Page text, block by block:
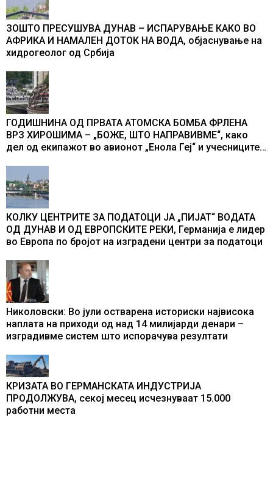
ЗОШТО ПРЕСУШУВА ДУНАВ – ИСПАРУВАЊЕ КАКО ВО
АФРИКА И НАМАЛЕН ДОТОК НА ВОДА, објаснување на
хидрогеолог од Србија
ГОДИШНИНА ОД ПРВАТА АТОМСКА БОМБА ФРЛЕНА
ВРЗ ХИРОШИМА – „БОЖЕ, ШТО НАПРАВИВМЕ“, како
дел од екипажот во авионот „Енола Геј“ и учесниците
промени текот на историјата
КОЛКУ ЦЕНТРИТЕ ЗА ПОДАТОЦИ ЈА „ПИЈАТ“ ВОДАТА
ОД ДУНАВ И ОД ЕВРОПСКИТЕ РЕКИ, Германија е лидер
во Европа по бројот на изградени центри за податоци
Николовски: Во јули остварена историски највисока
наплата на приходи од над 14 милијарди денари –
изградивме систем што испорачува резултати
КРИЗАТА ВО ГЕРМАНСКАТА ИНДУСТРИЈА
ПРОДОЛЖУВА, секој месец исчезнуваат 15.000
работни места